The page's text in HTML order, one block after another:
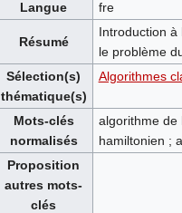
Langue fre
Résumé
Introduction
le problème
Sélection(s)
thématique(s)
Algorithmes
Mots-clés
normalisés
algorithme de
hamiltonien ;
Proposition
autres mots-
clés